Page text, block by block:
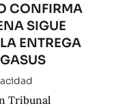
CONFIRMA
SIGUE
ENTREGA
Tribunal